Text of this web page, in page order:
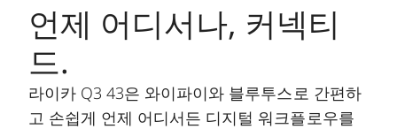
언제 어디서나, 커넥티
드.
라이카 Q3 43은 와이파이와 블루투스로 간편하
고 손쉽게 언제 어디서든 디지털 워크플로우를